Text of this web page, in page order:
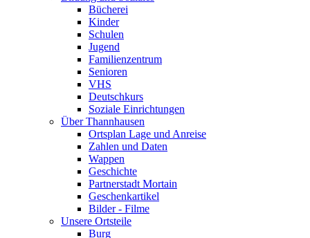
Bücherei
Kinder
Schulen
Jugend
Familienzentrum
Senioren
VHS
Deutschkurs
Soziale Einrichtungen
Über Thannhausen
Ortsplan Lage und Anreise
Zahlen und Daten
Wappen
Geschichte
Partnerstadt Mortain
Geschenkartikel
Bilder - Filme
Unsere Ortsteile
Burg